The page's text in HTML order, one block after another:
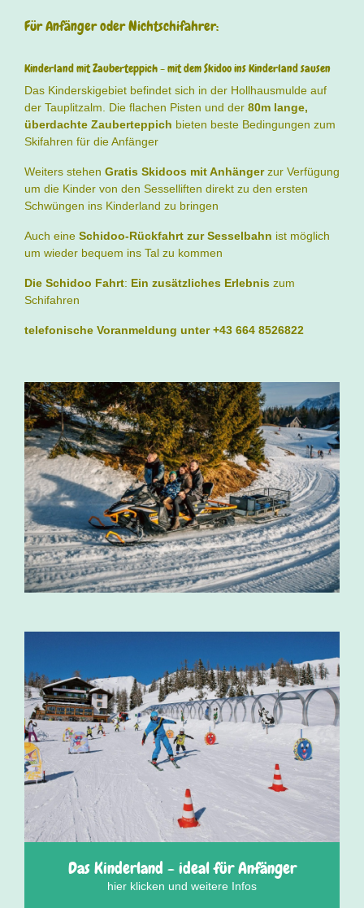
Für Anfänger oder Nichtschifahrer:
Kinderland mit Zauberteppich - mit dem Skidoo ins Kinderland sausen
Das Kinderskigebiet befindet sich in der Hollhausmulde auf
der Tauplitzalm. Die flachen Pisten und der 80m lange,
überdachte Zauberteppich bieten beste Bedingungen zum
Skifahren für die Anfänger
Weiters stehen Gratis Skidoos mit Anhängerzur Verfügung
um die Kinder von den Sesselliften direkt zu den ersten
Schwüngen ins Kinderland zu bringen
Auch eine Schidoo-Rückfahrt zur Sesselbahn ist möglich
um wieder bequem ins Tal zu kommen
Die Schidoo Fahrt: Ein zusätzliches Erlebnis zum
Schifahren
telefonische Voranmeldung unter +43 664 8526822
Das Kinderland - ideal für Anfänger
hier klicken und weitere Infos